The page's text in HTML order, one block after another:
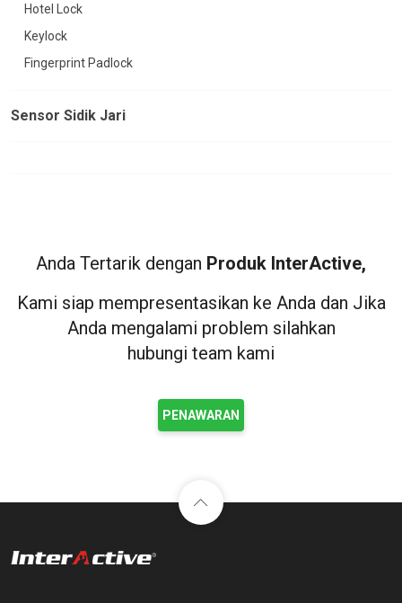
Hotel Lock
Keylock
Fingerprint Padlock
Sensor Sidik Jari
Anda Tertarik dengan Produk InterActive,
Kami siap mempresentasikan ke Anda dan Jika
Anda mengalami problem silahkan
hubungi team kami
PENAWARAN